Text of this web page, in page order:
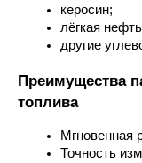
керосин;
лёгкая
другие
Преимущества
топлива
Мгновенная
Точность